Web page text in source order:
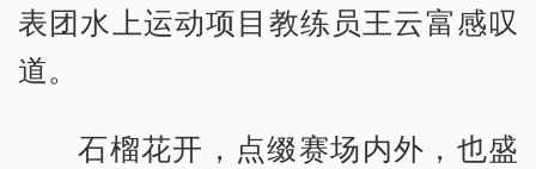
表团水上运动项目教练员王云富感叹
道。
石榴花开，点缀赛场内外，也盛